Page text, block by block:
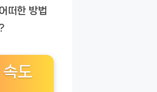
떠한 방법
도